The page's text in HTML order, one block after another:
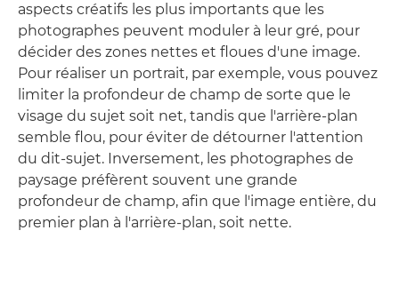
aspects créatifs les plus importants que les
photographes peuvent moduler à leur gré, pour
décider des zones nettes et floues d'une image.
Pour réaliser un portrait, par exemple, vous pouvez
limiter la profondeur de champ de sorte que le
visage du sujet soit net, tandis que l'arrière-plan
semble flou, pour éviter de détourner l'attention
du dit-sujet. Inversement, les photographes de
paysage préfèrent souvent une grande
profondeur de champ, afin que l'image entière, du
premier plan à l'arrière-plan, soit nette.